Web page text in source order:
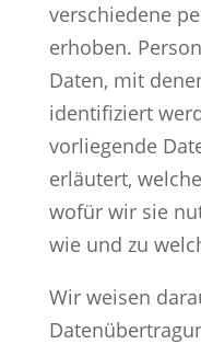
verschiedene
erhoben.
Daten, mit
identifiziert
vorliegende
erläutert,
wofür wir sie
wie und zu
Wir weisen